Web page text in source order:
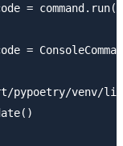
=
=
pypoetry/venv/